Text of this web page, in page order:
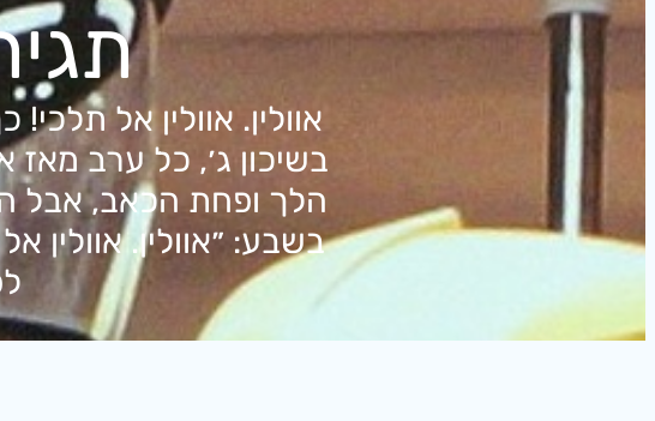
אוולין. אוולין אל
בשיכון ג׳, כל ערב מאז
הלך ופחת הכאב, אבל
בשבע: ״אוולין. אוולין